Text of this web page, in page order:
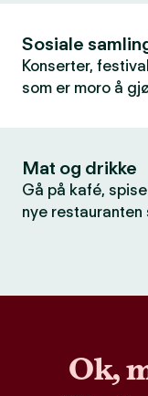
Sosiale
Konserter,
som er moro å
Mat og drikke
Gå på kafé,
nye
Ok,